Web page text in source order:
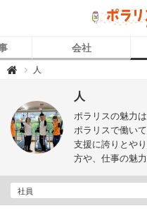
会社
 ポ
ウ
ォ
ー
ク
｜
自
立
介
護
で
キ
人
人
ポラリスの魅力
ポラリスで働い
支援に誇りとや
方や、仕事の魅
社員